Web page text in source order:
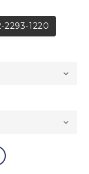
2293-1220